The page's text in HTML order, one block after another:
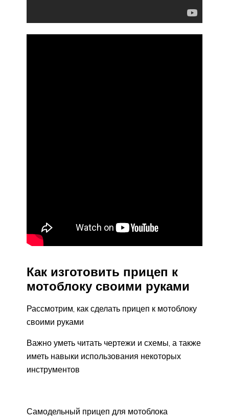
Как изготовить прицеп к
мотоблоку своими руками
Рассмотрим, как сделать прицеп к мотоблоку
своими руками
Важно уметь читать чертежи и схемы, а также
иметь навыки использования некоторых
инструментов
Самодельный прицеп для мотоблока